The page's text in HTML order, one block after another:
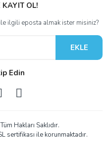
KAYIT OL!
ilgili eposta almak ister misiniz?
EKLE
Edin
Hakları Saklıdır.
sertifikası ile korunmaktadır.